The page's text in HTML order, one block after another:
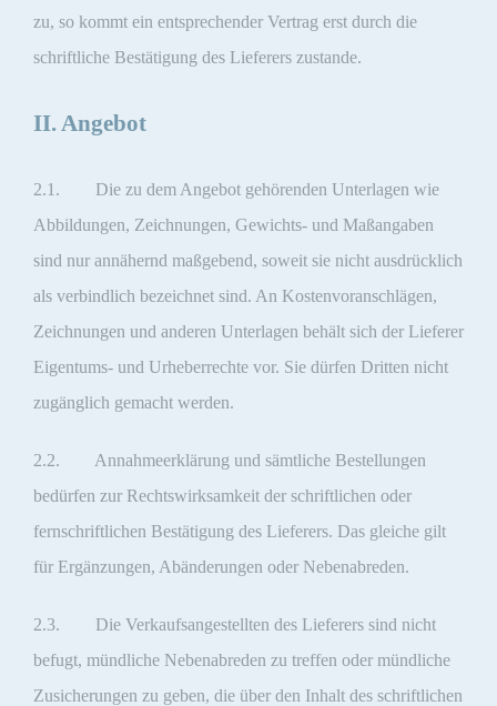
zu, so kommt ein entsprechender Vertrag erst durch die
schriftliche Bestätigung des Lieferers zustande.
II. Angebot
2.1. Die zu dem Angebot gehörenden Unterlagen wie
Abbildungen, Zeichnungen, Gewichts- und Maßangaben
sind nur annähernd maßgebend, soweit sie nicht ausdrücklich
als verbindlich bezeichnet sind. An Kostenvoranschlägen,
Zeichnungen und anderen Unterlagen behält sich der Lieferer
Eigentums- und Urheberrechte vor. Sie dürfen Dritten nicht
zugänglich gemacht werden.
2.2. Annahmeerklärung und sämtliche Bestellungen
bedürfen zur Rechtswirksamkeit der schriftlichen oder
fernschriftlichen Bestätigung des Lieferers. Das gleiche gilt
für Ergänzungen, Abänderungen oder Nebenabreden.
2.3. Die Verkaufsangestellten des Lieferers sind nicht
befugt, mündliche Nebenabreden zu treffen oder mündliche
Zusicherungen zu geben, die über den Inhalt des schriftlichen